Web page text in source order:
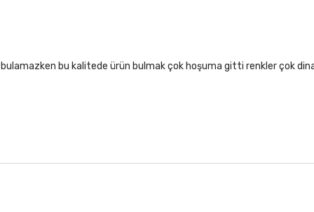
bu kalitede ürün bulmak çok hoşuma gitti renkler çok